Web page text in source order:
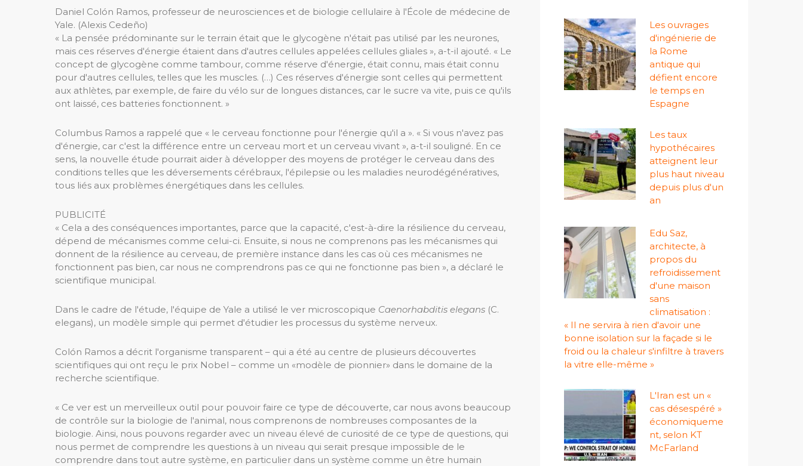
Daniel Colón Ramos, professeur de neurosciences et de biologie cellulaire à l'École de médecine de
Yale. (Alexis Cedeño)
« La pensée prédominante sur le terrain était que le glycogène n'était pas utilisé par les neurones,
mais ces réserves d'énergie étaient dans d'autres cellules appelées cellules gliales », a-t-il ajouté. « Le
concept de glycogène comme tambour, comme réserve d'énergie, était connu, mais était connu
pour d'autres cellules, telles que les muscles. (…) Ces réserves d'énergie sont celles qui permettent
aux athlètes, par exemple, de faire du vélo sur de longues distances, car le sucre va vite, puis ce qu'ils
ont laissé, ces batteries fonctionnent. »
Columbus Ramos a rappelé que « le cerveau fonctionne pour l'énergie qu'il a ». « Si vous n'avez pas
d'énergie, car c'est la différence entre un cerveau mort et un cerveau vivant », a-t-il souligné. En ce
sens, la nouvelle étude pourrait aider à développer des moyens de protéger le cerveau dans des
conditions telles que les déversements cérébraux, l'épilepsie ou les maladies neurodégénératives,
tous liés aux problèmes énergétiques dans les cellules.
PUBLICITÉ
« Cela a des conséquences importantes, parce que la capacité, c'est-à-dire la résilience du cerveau,
dépend de mécanismes comme celui-ci. Ensuite, si nous ne comprenons pas les mécanismes qui
donnent de la résilience au cerveau, de première instance dans les cas où ces mécanismes ne
fonctionnent pas bien, car nous ne comprendrons pas ce qui ne fonctionne pas bien », a déclaré le
scientifique municipal.
Dans le cadre de l'étude, l'équipe de Yale a utilisé le ver microscopique Caenorhabditis elegans (C.
elegans), un modèle simple qui permet d'étudier les processus du système nerveux.
Colón Ramos a décrit l'organisme transparent – qui a été au centre de plusieurs découvertes
scientifiques qui ont reçu le prix Nobel – comme un «modèle de pionnier» dans le domaine de la
recherche scientifique.
« Ce ver est un merveilleux outil pour pouvoir faire ce type de découverte, car nous avons beaucoup
de contrôle sur la biologie de l'animal, nous comprenons de nombreuses composantes de la
biologie. Ainsi, nous pouvons regarder avec un niveau élevé de curiosité de ce type de questions, qui
nous permet de comprendre les questions à un niveau qui serait presque impossible de le
comprendre dans tout autre système, en particulier dans un système comme un être humain
Les ouvrages
d'ingénierie de
la Rome
antique qui
défient encore
le temps en
Espagne
Les taux
hypothécaires
atteignent leur
plus haut niveau
depuis plus d'un
an
Edu Saz,
architecte, à
propos du
refroidissement
d'une maison
sans
climatisation :
« Il ne servira à rien d'avoir une
bonne isolation sur la façade si le
froid ou la chaleur s'infiltre à travers
la vitre elle-même »
L'Iran est un «
cas désespéré »
économiqueme
nt, selon KT
McFarland